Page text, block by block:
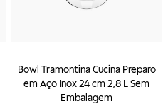
Bowl Tramontina Cucina Preparo
em Aço Inox 24 cm 2,8 L Sem
Embalagem